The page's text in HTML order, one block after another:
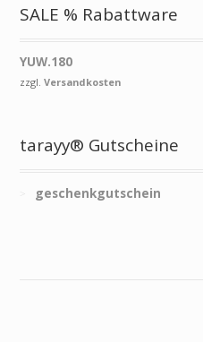
SALE % Rabattware
YUW.180
zzgl.Versandkosten
tarayy® Gutscheine
geschenkgutschein